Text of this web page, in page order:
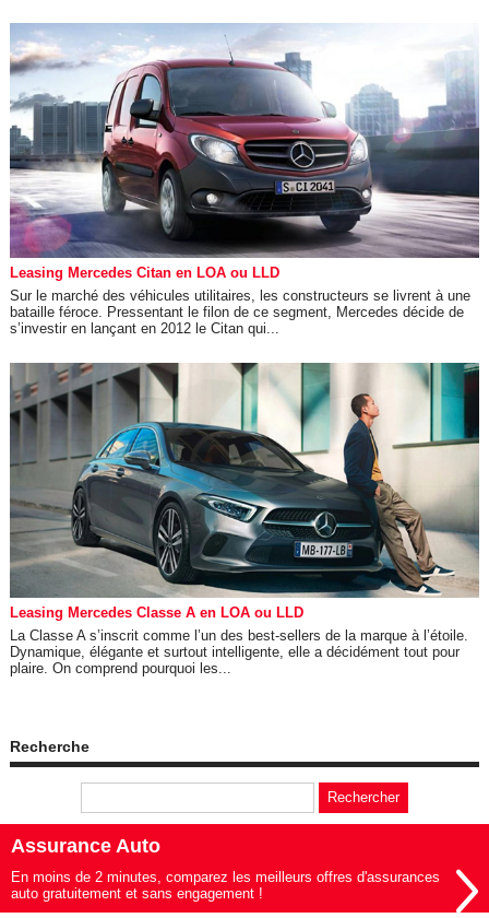
Leasing Mercedes Citan en LOA ou LLD
Sur le marché des véhicules utilitaires, les constructeurs se livrent à une
bataille féroce. Pressentant le filon de ce segment, Mercedes décide de
s’investir en lançant en 2012 le Citan qui...
Leasing Mercedes Classe A en LOA ou LLD
La Classe A s’inscrit comme l’un des best-sellers de la marque à l’étoile.
Dynamique, élégante et surtout intelligente, elle a décidément tout pour
plaire. On comprend pourquoi les...
Recherche
Assurance Auto
En moins de 2 minutes, comparez les meilleurs offres d'assurances
auto gratuitement et sans engagement !